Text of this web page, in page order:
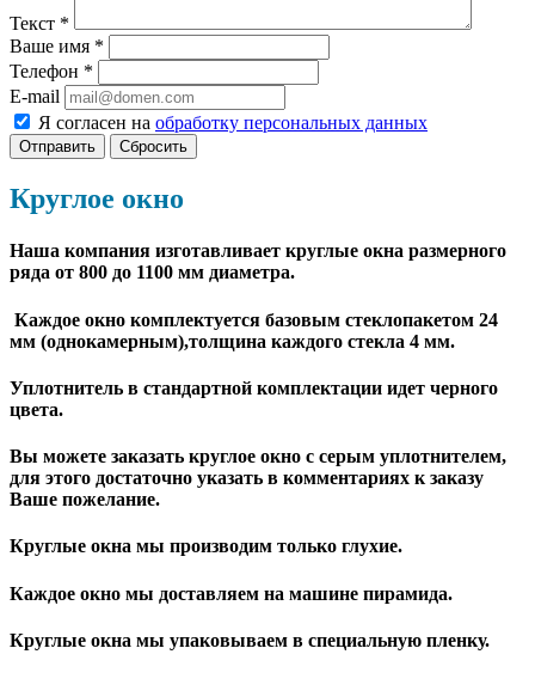
Текст *
Ваше имя *
Телефон *
E-mail
Я согласен на обработку персональных данных
Сбросить
Круглое окно
Наша компания изготавливает круглые окна размерного
ряда от 800 до 1100 мм диаметра.
Каждое окно комплектуется базовым стеклопакетом 24
мм (однокамерным),толщина каждого стекла 4 мм.
Уплотнитель в стандартной комплектации идет черного
цвета.
Вы можете заказать круглое окно с серым уплотнителем,
для этого достаточно указать в комментариях к заказу
Ваше пожелание.
Круглые окна мы производим только глухие.
Каждое окно мы доставляем на машине пирамида.
Круглые окна мы упаковываем в специальную пленку.